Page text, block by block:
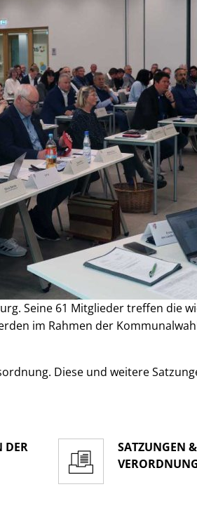
Seine 61 Mitglieder treffen die
im Rahmen der
Diese und weitere
DER
SATZUNGEN &